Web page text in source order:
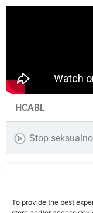
To provide the best
HCABL
Stop
BORAC ZA
Seksualna